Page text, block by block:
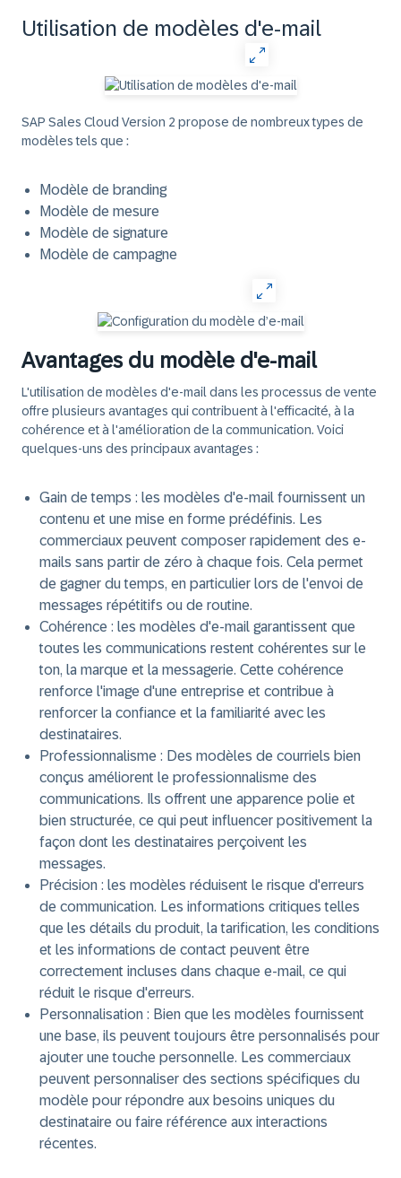
Utilisation de modèles d'e-mail
SAP Sales Cloud Version 2 propose de nombreux types de
modèles tels que :
Modèle de branding
Modèle de mesure
Modèle de signature
Modèle de campagne
Avantages du modèle d'e-mail
L'utilisation de modèles d'e-mail dans les processus de vente
offre plusieurs avantages qui contribuent à l'efficacité, à la
cohérence et à l'amélioration de la communication. Voici
quelques-uns des principaux avantages :
Gain de temps : les modèles d'e-mail fournissent un
contenu et une mise en forme prédéfinis. Les
commerciaux peuvent composer rapidement des e-
mails sans partir de zéro à chaque fois. Cela permet
de gagner du temps, en particulier lors de l'envoi de
messages répétitifs ou de routine.
Cohérence : les modèles d'e-mail garantissent que
toutes les communications restent cohérentes sur le
ton, la marque et la messagerie. Cette cohérence
renforce l'image d'une entreprise et contribue à
renforcer la confiance et la familiarité avec les
destinataires.
Professionnalisme : Des modèles de courriels bien
conçus améliorent le professionnalisme des
communications. Ils offrent une apparence polie et
bien structurée, ce qui peut influencer positivement la
façon dont les destinataires perçoivent les
messages.
Précision : les modèles réduisent le risque d'erreurs
de communication. Les informations critiques telles
que les détails du produit, la tarification, les conditions
et les informations de contact peuvent être
correctement incluses dans chaque e-mail, ce qui
réduit le risque d'erreurs.
Personnalisation : Bien que les modèles fournissent
une base, ils peuvent toujours être personnalisés pour
ajouter une touche personnelle. Les commerciaux
peuvent personnaliser des sections spécifiques du
modèle pour répondre aux besoins uniques du
destinataire ou faire référence aux interactions
récentes.